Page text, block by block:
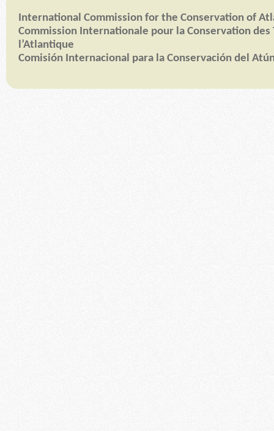
International Commission for the Conservation of
Commission Internationale pour la Conservation des
l’Atlantique
Comisión Internacional para la Conservación del